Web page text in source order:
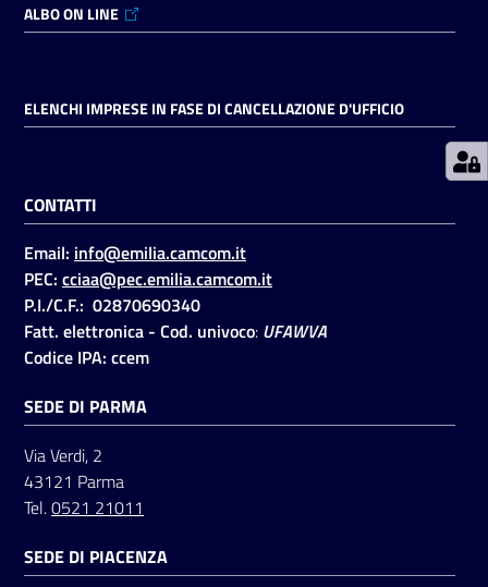
Pagamenti
Accedi
su
ALBO ON LINE
ELENCHI IMPRESE IN FASE DI CANCELLAZIONE D'UFFICIO
CONTATTI
Email: info@emilia.camcom.it
PEC: cciaa@pec.emilia.camcom.it
P.I./C.F.: 02870690340
Fatt. elettronica - Cod. univoco: UFAWVA
Codice IPA: ccem
SEDE DI PARMA
Via Verdi, 2
43121 Parma
Tel.0521 21011
SEDE DI PIACENZA